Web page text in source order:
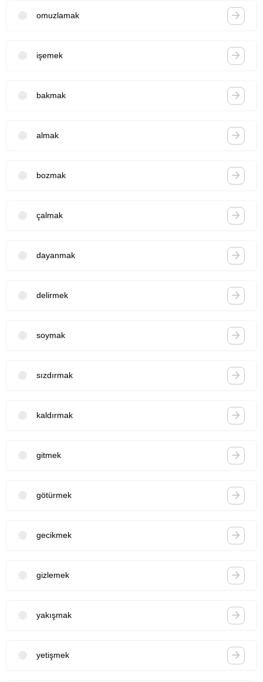
omuzlamak
işemek
bakmak
almak
bozmak
çalmak
dayanmak
delirmek
soymak
sızdırmak
kaldırmak
gitmek
götürmek
gecikmek
gizlemek
yakışmak
yetişmek